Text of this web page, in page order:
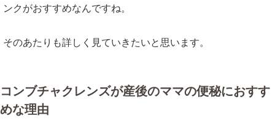
ンクがおすすめなんですね。
そのあたりも詳しく見ていきたいと思います。
コンブチャクレンズが産後のママの便秘におすす
めな理由